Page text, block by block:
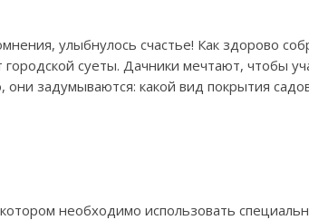
улыбнулось счастье! Как здорово
городской суеты. Дачники мечтают, чтобы
задумываются: какой вид покрытия
необходимо использовать